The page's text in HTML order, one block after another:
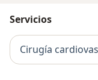
Servicios
Cirugía